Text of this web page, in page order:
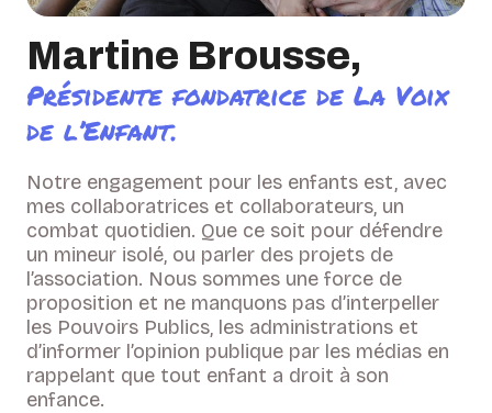
Martine Brousse,
Présidente fondatrice de La Voix
de l’Enfant.
Notre engagement pour les enfants est, avec
mes collaboratrices et collaborateurs, un
combat quotidien. Que ce soit pour défendre
un mineur isolé, ou parler des projets de
l’association. Nous sommes une force de
proposition et ne manquons pas d’interpeller
les Pouvoirs Publics, les administrations et
d’informer l’opinion publique par les médias en
rappelant que tout enfant a droit à son
enfance.